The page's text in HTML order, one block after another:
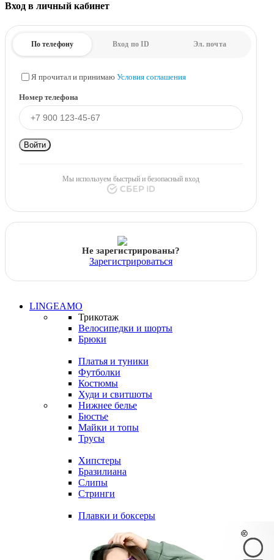
Вход в личный кабинет
По телефону Вход по ID Эл. почта
Я прочитал и принимаю Условия соглашения
Номер телефона
Войти
Мы используем быстрый и безопасный вход
Не зарегистрированы?
Зарегистрироваться
LINGEAMO
Трикотаж
Велосипедки и шорты
Брюки
Платья и туники
Футболки
Костюмы
Худи и свитшоты
Нижнее белье
Бюстье
Майки и топы
Трусы
Хипстеры
Бразилиана
Слипы
Стринги
Плавки и боксеры